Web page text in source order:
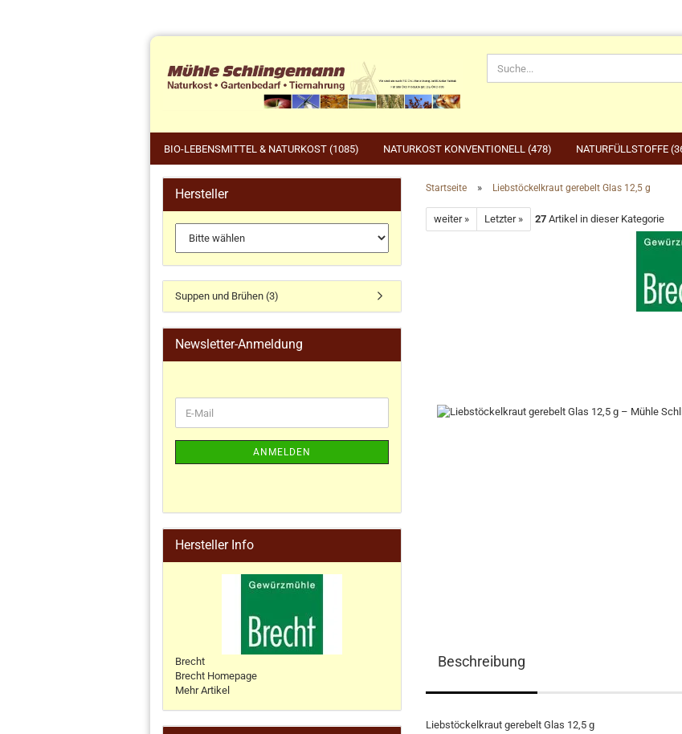
BIO-LEBENSMITTEL & NATURKOST (1085) NATURKOST KONVENTIONELL (478) NATURFÜLLSTOFFE
Küchengeräte und Zubehör
Dr. Haubrich
Koch- und Backbücher
Küchengeräte
Küchenhelfer
Tiernahrung anzeigen
Pferdefutter
Wildvogelfutter & Winterfütterung
Gartenbedarf anzeigen
Compo
Grillen, Grillbedarf, Holzkohle
Startseite » Liebstöckelkraut gerebelt Glas 12,5 g
weiter » Letzter » 27 Artikel in dieser Kategorie
Beschreibung
Liebstöckelkraut gerebelt Glas 12,5 g
Hersteller
Suppen und Brühen (3)
Newsletter-Anmeldung
ANMELDEN
Hersteller Info
Brecht
Brecht Homepage
Mehr Artikel